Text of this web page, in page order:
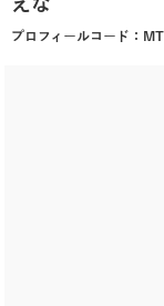
えな
プロフィールコード：